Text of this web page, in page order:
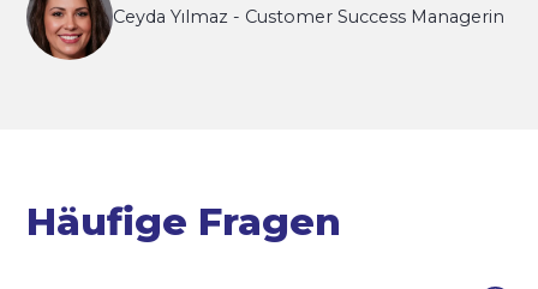
Ceyda Yılmaz - Customer Success Managerin
Häufige Fragen